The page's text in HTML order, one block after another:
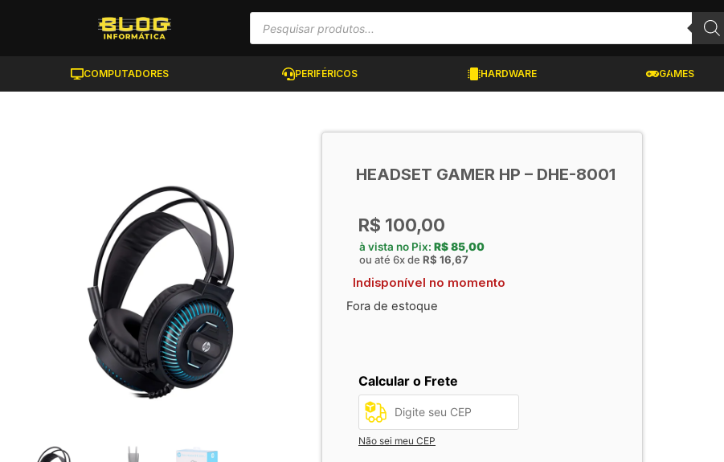
COMPUTADORES PERIFÉRICOS HARDWARE GAMES
HEADSET GAMER HP – DHE-8001
R$ 100,00
à vista no Pix: R$85,00
ou até 6x de R$ 16,67
Indisponível no momento
Fora de estoque
Calcular o Frete
Não sei meu CEP